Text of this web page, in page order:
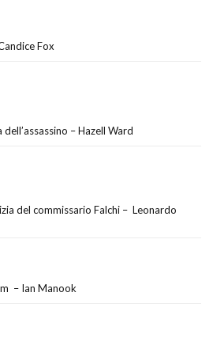
Fox
dell’assassino – Hazell Ward
del commissario Falchi – Leonardo
– Ian Manook